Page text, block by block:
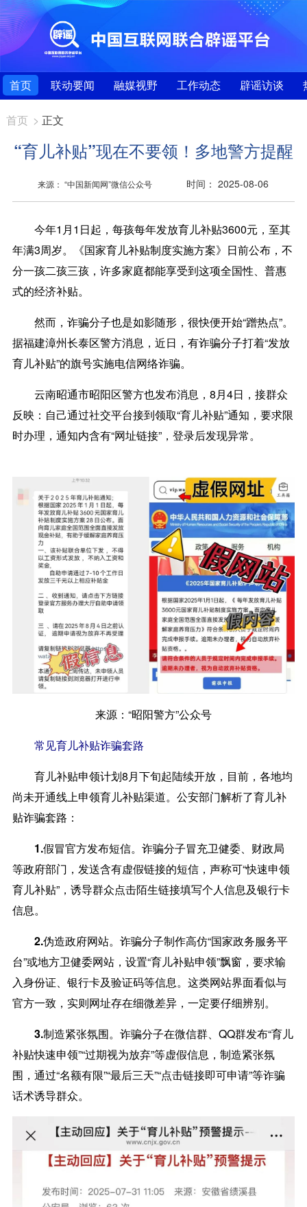
首页 联动要闻 融媒视野 工作动态 辟谣访谈
首页 > 正文
“育儿补贴”现在不要领！多地警方提醒
来源： “中国新闻网”微信公众号 时间： 2025-08-06
今年1月1日起，每孩每年发放育儿补贴3600元，至其
年满3周岁。《国家育儿补贴制度实施方案》日前公布，不
分一孩二孩三孩，许多家庭都能享受到这项全国性、普惠
式的经济补贴。
然而，诈骗分子也是如影随形，很快便开始“蹭热点”。
据福建漳州长泰区警方消息，近日，有诈骗分子打着“发放
育儿补贴”的旗号实施电信网络诈骗。
云南昭通市昭阳区警方也发布消息，8月4日，接群众
反映：自己通过社交平台接到领取“育儿补贴”通知，要求限
时办理，通知内含有“网址链接”，登录后发现异常。
来源：“昭阳警方”公众号
常见育儿补贴诈骗套路
育儿补贴申领计划8月下旬起陆续开放，目前，各地均
尚未开通线上申领育儿补贴渠道。公安部门解析了育儿补
贴诈骗套路：
1.假冒官方发布短信。 诈骗分子冒充卫健委、财政局
等政府部门，发送含有虚假链接的短信，声称可“快速申领
育儿补贴”，诱导群众点击陌生链接填写个人信息及银行卡
信息。
2.伪造政府网站。 诈骗分子制作高仿“国家政务服务平
台”或地方卫健委网站，设置“育儿补贴申领”飘窗，要求输
入身份证、银行卡及验证码等信息。这类网站界面看似与
官方一致，实则网址存在细微差异，一定要仔细辨别。
3.制造紧张氛围。 诈骗分子在微信群、QQ群发布“育儿
补贴快速申领”“过期视为放弃”等虚假信息，制造紧张氛
围，通过“名额有限”“最后三天”“点击链接即可申请”等诈骗
话术诱导群众。